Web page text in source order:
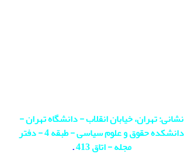
نشانی: تهران، خیابان انقلاب - دانشگاه تهران -
دانشکده حقوق و علوم سیاسی - طبقه 4 - دفتر
مجله - اتاق 413
.